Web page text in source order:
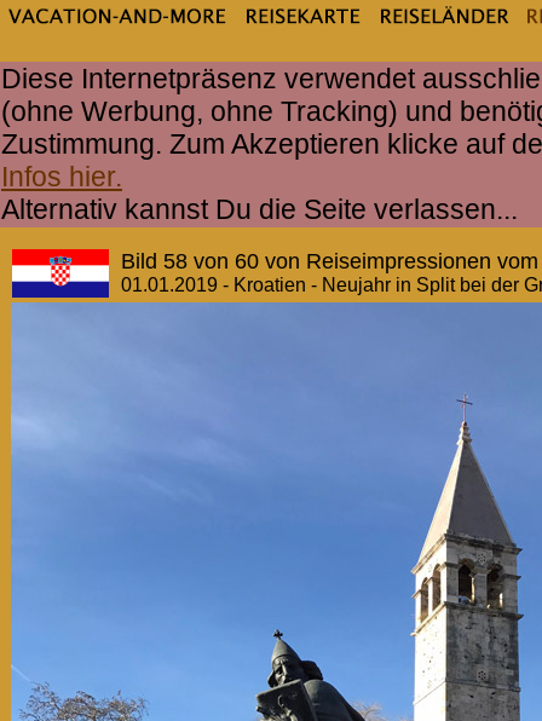
Diese Internetpräsenz verwendet
(ohne Werbung, ohne Tracking) und
Zustimmung. Zum Akzeptieren klicke auf
Infos hier.
Alternativ kannst Du die Seite verlassen...
Bild 58 von 60 von Reiseimpressionen
01.01.2019 - Kroatien - Neujahr in Split bei der